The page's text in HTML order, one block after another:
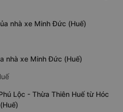
nhà xe Minh Đức (Huế)
nhà xe Minh Đức (Huế)
Lộc - Thừa Thiên Huế từ Hóc